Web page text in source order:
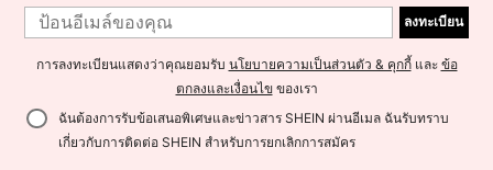
ลงทะเบียน
การลงทะเบียนแสดงว่าคุณยอมรับ นโยบายความเป็นส่วนตัว & คุกกี้และ ข้อ
ตกลงและเงื่อนไขของเรา
ฉันต้องการรับข้อเสนอพิเศษและข่าวสาร SHEIN ผ่านอีเมล ฉันรับทราบ
เกี่ยวกับการติดต่อ SHEIN สำหรับการยกเลิกการสมัคร